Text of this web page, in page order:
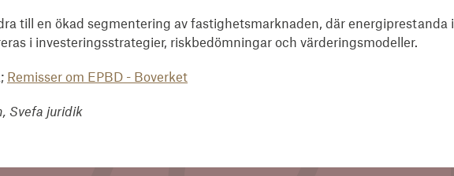
till en ökad segmentering av fastighetsmarknaden, där energiprestanda i
i investeringsstrategier, riskbedömningar och värderingsmodeller.
Remisser om EPBD - Boverket
Svefa juridik